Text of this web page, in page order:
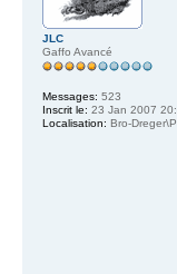
JLC
Gaffo Avancé
Messages: 523
Inscrit le: 23 Jan 2007
Localisation: Bro-